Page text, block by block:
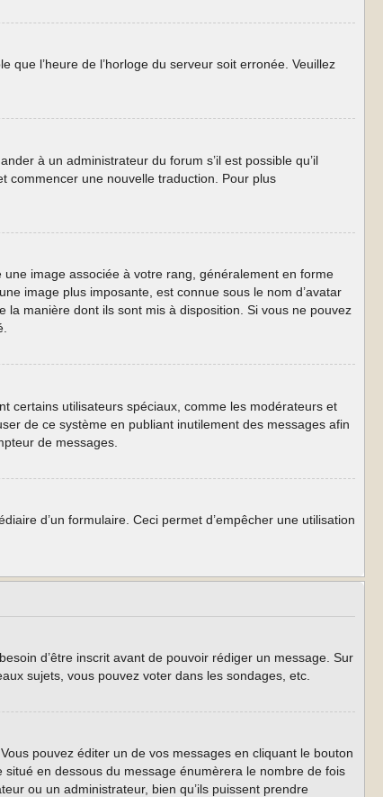
que l’heure de l’horloge du serveur soit erronée. Veuillez
à un administrateur du forum s’il est possible qu’il
commencer une nouvelle traduction. Pour plus
une image associée à votre rang, généralement en forme
image plus imposante, est connue sous le nom d’avatar
la manière dont ils sont mis à disposition. Si vous ne pouvez
certains utilisateurs spéciaux, comme les modérateurs et
de ce système en publiant inutilement des messages afin
de messages.
d’un formulaire. Ceci permet d’empêcher une utilisation
d’être inscrit avant de pouvoir rédiger un message. Sur
sujets, vous pouvez voter dans les sondages, etc.
pouvez éditer un de vos messages en cliquant le bouton
en dessous du message énumèrera le nombre de fois
ou un administrateur, bien qu’ils puissent prendre